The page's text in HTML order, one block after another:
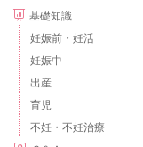
基礎知識
妊娠前・妊活
妊娠中
出産
育児
不妊・不妊治療